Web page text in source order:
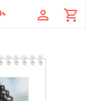
profile shopping_cart